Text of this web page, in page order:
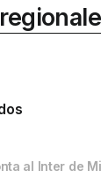
al Inter de